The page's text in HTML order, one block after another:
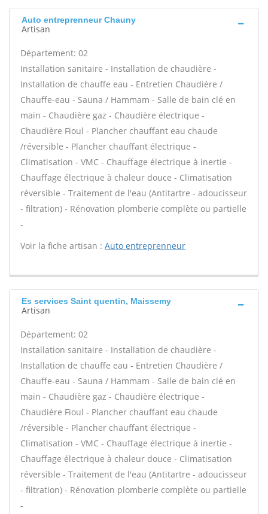
Auto entreprenneur Chauny
Artisan
Département: 02
Installation sanitaire - Installation de chaudière -
Installation de chauffe eau - Entretien Chaudière /
Chauffe-eau - Sauna / Hammam - Salle de bain clé en
main - Chaudière gaz - Chaudière électrique -
Chaudière Fioul - Plancher chauffant eau chaude
/réversible - Plancher chauffant électrique -
Climatisation - VMC - Chauffage électrique à inertie -
Chauffage électrique à chaleur douce - Climatisation
réversible - Traitement de l'eau (Antitartre - adoucisseur
- filtration) - Rénovation plomberie complète ou partielle
-
Voir la fiche artisan : Auto entreprenneur
Es services Saint quentin, Maissemy
Artisan
Département: 02
Installation sanitaire - Installation de chaudière -
Installation de chauffe eau - Entretien Chaudière /
Chauffe-eau - Sauna / Hammam - Salle de bain clé en
main - Chaudière gaz - Chaudière électrique -
Chaudière Fioul - Plancher chauffant eau chaude
/réversible - Plancher chauffant électrique -
Climatisation - VMC - Chauffage électrique à inertie -
Chauffage électrique à chaleur douce - Climatisation
réversible - Traitement de l'eau (Antitartre - adoucisseur
- filtration) - Rénovation plomberie complète ou partielle
-